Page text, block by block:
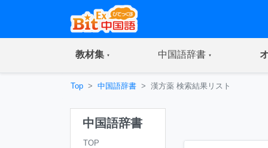
教材集(current) 中国語辞書(current)
Top 中国語辞書 漢方薬 検索結果リスト
中国語辞書
TOP